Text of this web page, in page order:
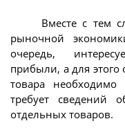
Вместе с тем
рыночной
очередь,
прибыли, а для этого
товара
требует сведений
отдельных товаров.